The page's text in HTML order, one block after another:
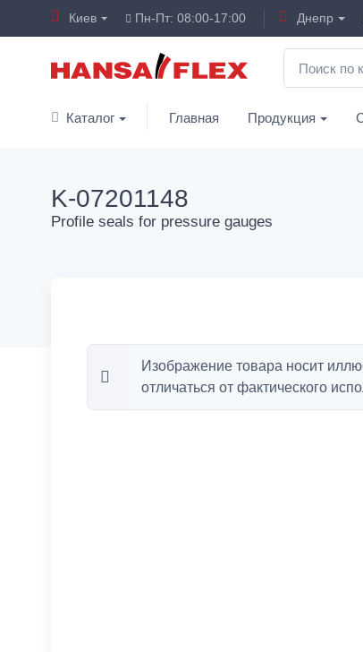
Киев Пн-Пт: 08:00-17:00 Днепр
Каталог Главная Продукция
K-07201148
Profile seals for pressure gauges
Изображение товара носит
отличаться от фактического